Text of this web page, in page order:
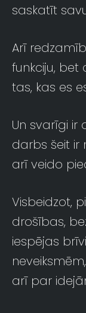
saskatīt
Arī
funkciju, bet
tas, kas es
Un svarīgi ir
darbs šeit ir
arī veido
Visbeidzot,
drošības,
iespējas
arī par